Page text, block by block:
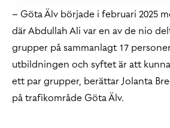
– Göta Älv började i februari 2025
där Abdullah Ali var en av de nio
grupper på sammanlagt 17
utbildningen och syftet är att
ett par grupper, berättar Jolanta
på trafikområde Göta Älv.